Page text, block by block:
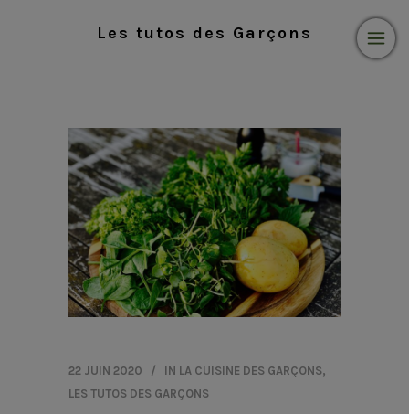
Les tutos des Garçons
22 JUIN 2020 IN LA CUISINE DES GARÇONS,
LES TUTOS DES GARÇONS